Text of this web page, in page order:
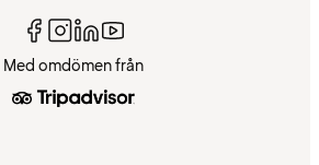
Med omdömen från